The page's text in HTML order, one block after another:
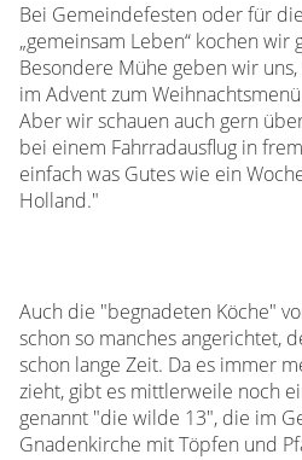
Bei Gemeindefesten oder für
„gemeinsam Leben“ kochen wir
Besondere Mühe geben wir
im Advent zum
Aber wir schauen auch gern
bei einem Fahrradausflug in
einfach was Gutes wie ein
Holland."
Auch die "begnadeten Köche"
schon so manches angerichtet,
schon lange Zeit. Da es immer
zieht, gibt es mittlerweile noch
genannt "die wilde 13", die im
Gnadenkirche mit Töpfen und